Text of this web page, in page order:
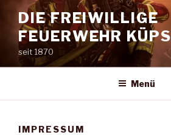
Inhalt
springen
DIE FREIWILLIGE
FEUERWEHR KÜPS
seit 1870
Menü
IMPRESSUM